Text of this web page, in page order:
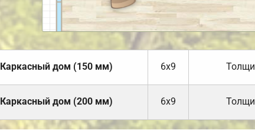
Каркасный дом (150 мм) 6х9
Каркасный дом (200 мм) 6х9